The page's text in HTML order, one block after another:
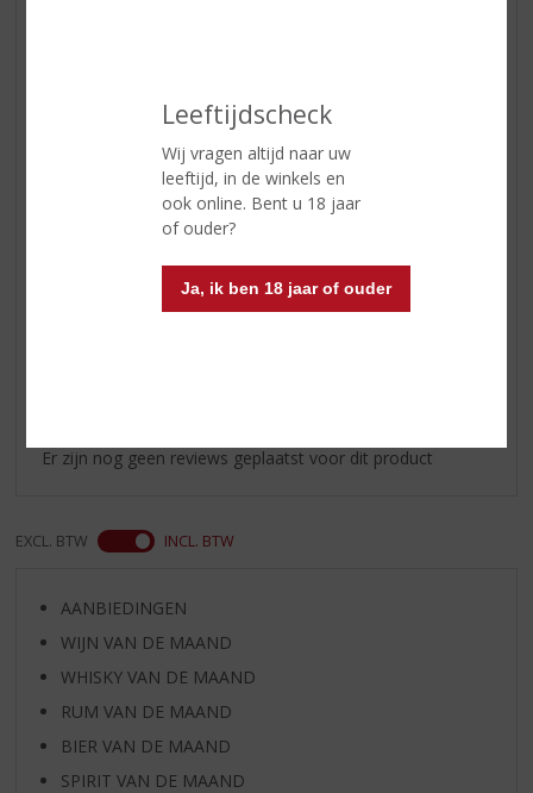
Leeftijdscheck
Wij vragen altijd naar uw
leeftijd, in de winkels en
ook online. Bent u 18 jaar
of ouder?
Ja, ik ben 18 jaar of ouder
zacht, vruchten, noten en vanille
komen naar voren in de smaak
fluweelzacht in de nasmaak.
Sidecar - 2cl Martell cognac, 1cl
sinaasappel schil, ijsblokjes
Er zijn nog geen reviews geplaatst voor dit product
EXCL. BTW INCL. BTW
AANBIEDINGEN
WIJN VAN DE MAAND
WHISKY VAN DE MAAND
RUM VAN DE MAAND
BIER VAN DE MAAND
SPIRIT VAN DE MAAND